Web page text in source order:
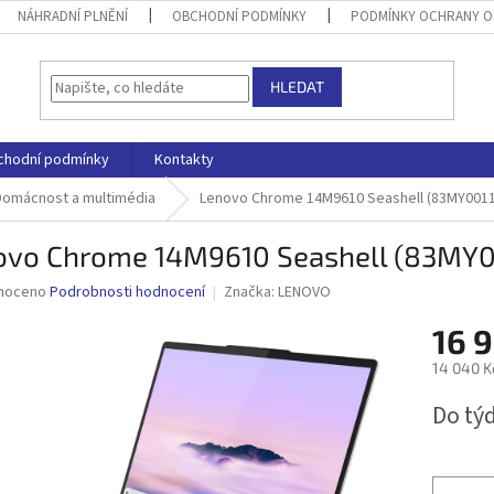
NÁHRADNÍ PLNĚNÍ OBCHODNÍ PODMÍNKY PODMÍNKY OCHRANY
HLEDAT
podmínky
Kontakty
a multimédia
Lenovo Chrome 14M9610 Seashell
Chrome 14M9610 Seashell
Podrobnosti hodnocení Značka: LENOVO
16
14 040
cena:
Do